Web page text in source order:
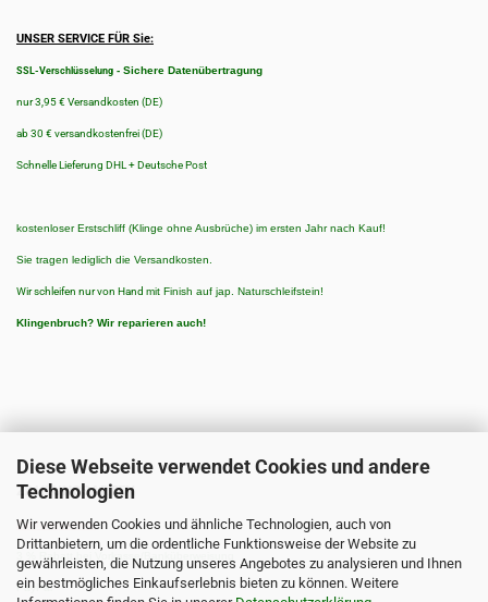
Diese Webseite verwendet Cookies und andere
Technologien
Wir verwenden Cookies und ähnliche Technologien, auch von
Drittanbietern, um die ordentliche Funktionsweise der Website zu
gewährleisten, die Nutzung unseres Angebotes zu analysieren und Ihnen
ein bestmögliches Einkaufserlebnis bieten zu können. Weitere
UNSER SERVICE FÜR Sie:
SSL-Verschlüsselung - Sichere Datenübertragung
nur 3,95 € Versandkosten (DE)
ab 30 € versandkostenfrei (DE)
Schnelle Lieferung DHL + Deutsche Post
kostenloser Erstschliff (Klinge ohne Ausbrüche) im ersten Jahr nach Kauf!
Sie tragen lediglich die Versandkosten.
Wir schleifen nur von Hand mit Finish auf jap. Naturschleifstein!
Klingenbruch? Wir reparieren auch!
ZAHLUNGSARTEN
Zahlungsarten:
3 % Rabatt bei Vorkasse/Banküberweisung
PayPal